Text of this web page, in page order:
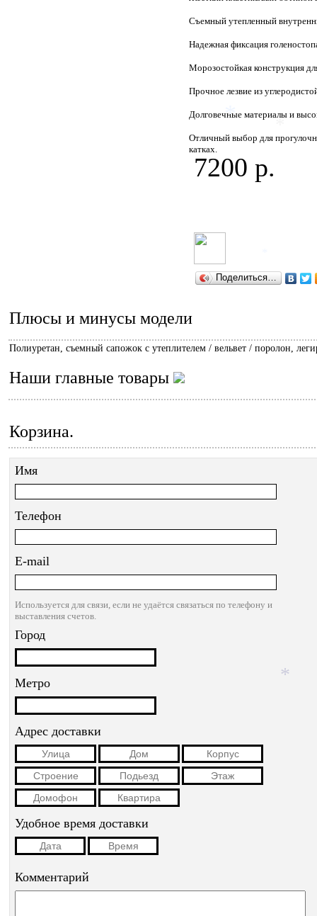
Съемный утепленный
Надежная фиксация
Морозостойкая конструкция
Прочное лезвие из
Долговечные материалы и
Отличный выбор для
катках.
7200 р.
Поделиться…
Плюсы и минусы модели
Полиуретан, съемный сапожок с утеплителем / вельвет / поролон,
Наши главные товары
Корзина.
Имя
Телефон
E-mail
Используется для связи, если не удаётся связаться по телефону и
выставления счетов.
Город
Метро
Адрес доставки
Удобное время доставки
Комментарий
*
*